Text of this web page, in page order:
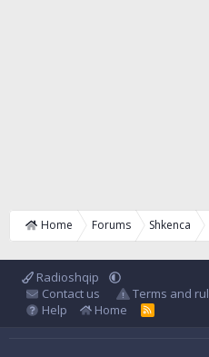
Home Forums Shkenca
Radioshqip
Contact us
Terms and
Help
Home
R